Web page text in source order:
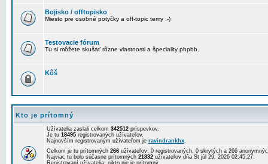
Bojisko / offtopisko
Miesto pre osobné potyčky a off-topic temy :-)
Testovacie fórum
Tu si môžete skušať rôzne vlastnosti a špeciality phpbb.
Kôš
Kto je prítomný
Užívatelia zaslali celkom 342512 príspevkov.
Je tu 18495 registrovaných užívateľov.
Najnovším registrovaným užívateľom je ravindrankhx.
Celkom je tu prítomných 266 užívateľov: 0 registrovaných, 0 skrytých a 266
Najviac tu bolo súčasne prítomných 21832 užívateľov dňa St júl 29, 2026 02:45:27.
Registrovaní užívatelia: nikto nie je prítomný